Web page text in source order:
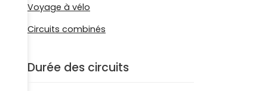
Voyage à vélo
Circuits combinés
Durée des circuits